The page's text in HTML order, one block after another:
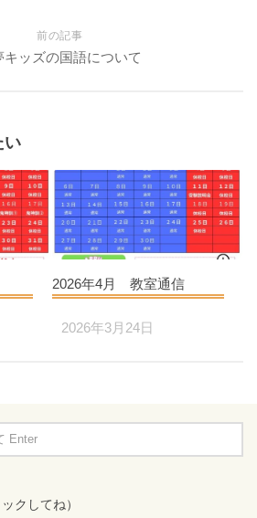
前の記事
キッズの国語について
い
2026年4月 教室通信
2026年3月24日
クしてね）